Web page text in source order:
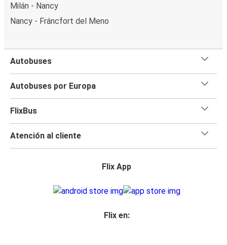
Milán - Nancy
Nancy - Fráncfort del Meno
Autobuses
Autobuses por Europa
FlixBus
Atención al cliente
Flix App
Flix en: